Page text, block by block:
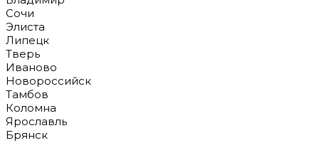
Сочи
Элиста
Липецк
Тверь
Иваново
Новороссийск
Тамбов
Коломна
Ярославль
Брянск